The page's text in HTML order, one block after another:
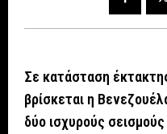
Σε κατάσταση
βρίσκεται η
δύο ισχυρούς